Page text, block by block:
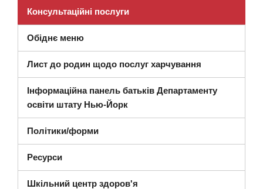
Консультаційні послуги(відкриється в новому вікні)
Обіднє меню
Лист до родин щодо послуг харчування
Інформаційна панель батьків Департаменту
освіти штату Нью-Йорк(відкриється в новому вікні)
Політики/форми
Ресурси
Шкільний центр здоров'я